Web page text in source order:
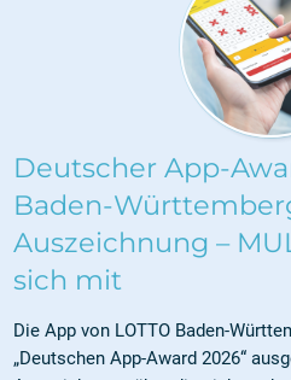
Deutscher App-
Baden-
Auszeichnung –
sich mit
Die App von LOTTO Baden-
„Deutschen App-Award 2026“